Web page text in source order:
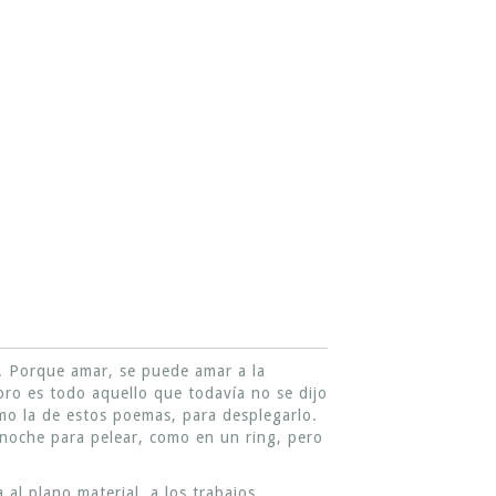
amar, se puede amar a la
es todo aquello que todavía no se dijo
la de estos poemas, para desplegarlo.
para pelear, como en un ring, pero
al plano material, a los trabajos